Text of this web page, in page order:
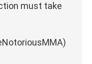
must take